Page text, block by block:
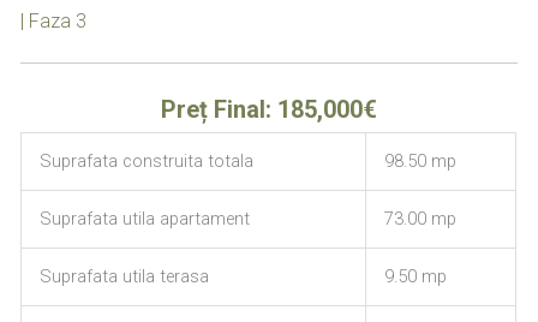
| Faza 3
Preț Final: 185,000€
Suprafata construita totala 98.50 mp
Suprafata utila apartament 73.00 mp
Suprafata utila terasa 9.50 mp